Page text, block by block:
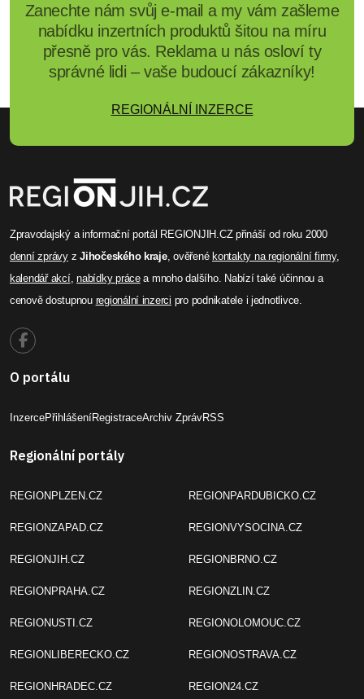
Zanechte nám svůj e-mail a my vám zašleme
nabídku inzertních produktů šitou na míru
přesně pro vás. Reklama u nás osloví ty
správné lidi – vaše budoucí zákazníky!
REGIONÁLNÍ INZERCE
Zpravodajský a informační portál REGIONJIH.CZ přináší od roku 2000
denní zprávyzJihočeského kraje, ověřené kontakty na regionální firmy,
kalendář akcí,nabídky prácea mnoho dalšího. Nabízí také účinnou a
cenově dostupnou regionální inzerci pro podnikatele i jednotlivce.
O portálu
InzercePřihlášeníRegistraceArchiv ZprávRSS
Regionální portály
REGIONPLZEN.CZ
REGIONZAPAD.CZ
REGIONJIH.CZ
REGIONPRAHA.CZ
REGIONUSTI.CZ
REGIONLIBERECKO.CZ
REGIONHRADEC.CZ
REGIONPARDUBICKO.CZ
REGIONVYSOCINA.CZ
REGIONBRNO.CZ
REGIONZLIN.CZ
REGIONOLOMOUC.CZ
REGIONOSTRAVA.CZ
REGION24.CZ